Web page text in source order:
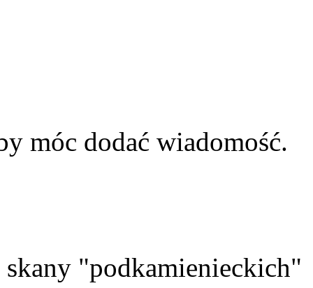
móc dodać wiadomość.
"podkamienieckich"